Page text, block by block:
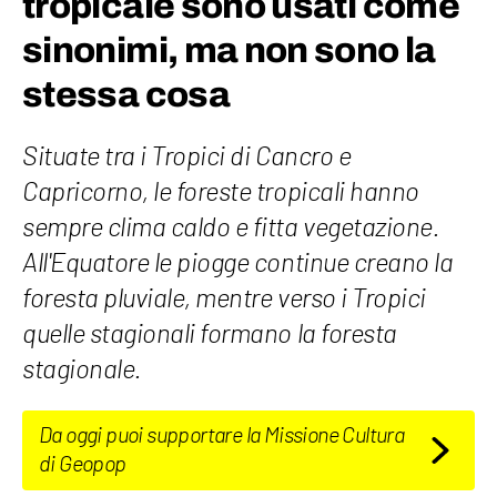
sinonimi, ma non sono la
stessa cosa
Situate tra i Tropici di Cancro e
Capricorno, le foreste tropicali hanno
sempre clima caldo e fitta vegetazione.
All'Equatore le piogge continue creano la
foresta pluviale, mentre verso i Tropici
quelle stagionali formano la foresta
stagionale.
Da oggi puoi supportare la Missione Cultura
di Geopop